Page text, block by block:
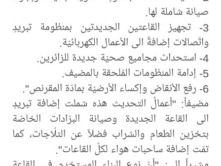
صيانة شاملة لها.
3- تجهيز القاعتين الجديدتين بمنظومة تبريدٍ
واتّصالات إضافةً الى الأعمال الكهربائيّة.
4- استحداث مجاميع صحيّة جديدة للزائرين.
5- إدامة المنظومات المُلحقة بالمضيف.
6- رفع الأنقاض وإكساء الأرضيّة بمادّة المقرنص".
مضيفاً: "أعمالُ التحديث هذه شملت إضافة تبريدٍ
الى القاعة الجديدة وصيانة البرّادات الخاصّة
بتخزين الطعام والشراب فضلاً عن الثلّاجات، كما
تمّت إضافة ساحبات هواء لكلّ القاعات".